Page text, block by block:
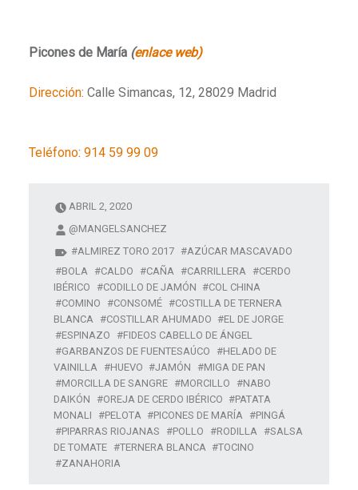
Picones de María (enlace web)
Dirección: Calle Simancas, 12, 28029 Madrid
Teléfono: 914 59 99 09
ABRIL 2, 2020
@MANGELSANCHEZ
ALMIREZ TORO 2017
AZÚCAR MASCAVADO
BOLA
CALDO CAÑA CARRILLERA
CERDO
IBÉRICO
CODILLO DE JAMÓN
COL CHINA
COMINO
CONSOMÉ
COSTILLA DE TERNERA
BLANCA
COSTILLAR AHUMADO
EL DE JORGE
ESPINAZO
FIDEOS CABELLO DE ÁNGEL
GARBANZOS DE FUENTESAÚCO
HELADO DE
VAINILLA
HUEVO JAMÓN
MIGA DE PAN
MORCILLA DE SANGRE
MORCILLO
NABO
DAIKÓN
OREJA DE CERDO IBÉRICO
PATATA
MONALI
PELOTA PICONES DE MARÍA
PINGÁ
PIPARRAS RIOJANAS
POLLO RODILLA
SALSA
DE TOMATE
TERNERA BLANCA
TOCINO
ZANAHORIA